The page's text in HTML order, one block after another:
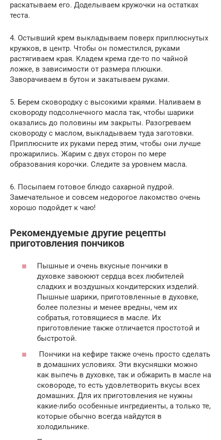
раскатываем его. Доделываем кружочки на остатках
теста.
4. Остывший крем выкладываем поверх приплюснутых
кружков, в центр. Чтобы он поместился, руками
растягиваем края. Кладем крема где-то по чайной
ложке, в зависимости от размера плюшки.
Заворачиваем в бутон и закатываем руками.
5. Берем сковородку с высокими краями. Наливаем в
сковороду подсолнечного масла так, чтобы шарики
оказались до половины им закрыты. Разогреваем
сковороду с маслом, выкладываем туда заготовки.
Приплюсните их руками перед этим, чтобы они лучше
прожарились. Жарим с двух сторон по мере
образования корочки. Следите за уровнем масла.
6. Посыпаем готовое блюдо сахарной пудрой.
Замечательное и совсем недорогое лакомство очень
хорошо подойдет к чаю!
Рекомендуемые другие рецепты
приготовления пончиков
Пышные и очень вкусные пончики в
духовке завоюют сердца всех любителей
сладких и воздушных кондитерских изделий.
Пышные шарики, приготовленные в духовке,
более полезны и менее вредны, чем их
собратья, готовящиеся в масле. Их
приготовление также отличается простотой и
быстротой.
Пончики на кефире также очень просто сделать
в домашних условиях. Эти вкусняшки можно
как выпечь в духовке, так и обжарить в масле на
сковороде, то есть удовлетворить вкусы всех
домашних. Для их приготовления не нужны
какие-либо особенные ингредиенты, а только те,
которые обычно всегда найдутся в
холодильнике.